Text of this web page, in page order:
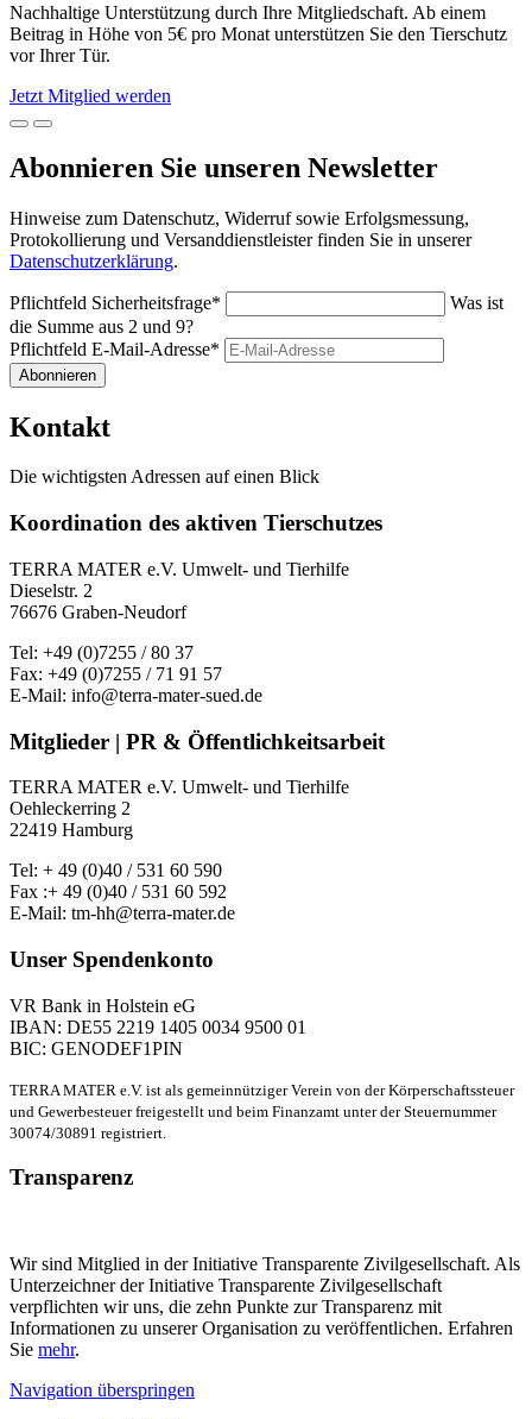
Nachhaltige Unterstützung durch Ihre Mitgliedschaft. Ab einem
Beitrag in Höhe von 5€ pro Monat unterstützen Sie den Tierschutz
vor Ihrer Tür.
Jetzt Mitglied werden
Abonnieren Sie unseren Newsletter
Hinweise zum Datenschutz, Widerruf sowie Erfolgsmessung,
Protokollierung und Versanddienstleister finden Sie in unserer
Datenschutzerklärung.
Pflichtfeld Sicherheitsfrage*
Was ist
die Summe aus 2 und 9?
Pflichtfeld E-Mail-Adresse*
Abonnieren
Kontakt
Die wichtigsten Adressen auf einen Blick
Koordination des aktiven Tierschutzes
TERRA MATER e.V. Umwelt- und Tierhilfe
Dieselstr. 2
76676 Graben-Neudorf
Tel: +49 (0)7255 / 80 37
Fax: +49 (0)7255 / 71 91 57
E-Mail: info@terra-mater-sued.de
Mitglieder | PR & Öffentlichkeitsarbeit
TERRA MATER e.V. Umwelt- und Tierhilfe
Oehleckerring 2
22419 Hamburg
Tel: + 49 (0)40 / 531 60 590
Fax :+ 49 (0)40 / 531 60 592
E-Mail: tm-hh@terra-mater.de
Unser Spendenkonto
VR Bank in Holstein eG
IBAN: DE55 2219 1405 0034 9500 01
BIC: GENODEF1PIN
TERRA MATER e.V. ist als gemeinnütziger Verein von der Körperschaftssteuer
und Gewerbesteuer freigestellt und beim Finanzamt unter der Steuernummer
30074/30891 registriert.
Transparenz
Wir sind Mitglied in der Initiative Transparente Zivilgesellschaft. Als
Unterzeichner der Initiative Transparente Zivilgesellschaft
verpflichten wir uns, die zehn Punkte zur Transparenz mit
Informationen zu unserer Organisation zu veröffentlichen. Erfahren
Sie mehr.
Navigation überspringen